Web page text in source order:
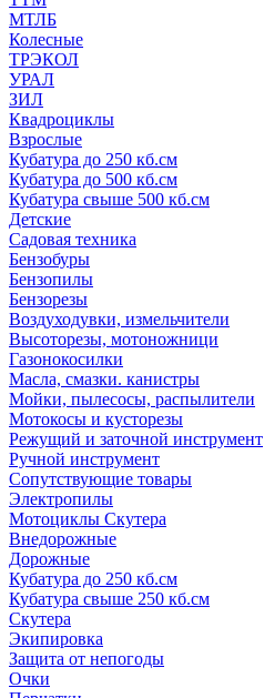
МТЛБ
Колесные
ТРЭКОЛ
УРАЛ
ЗИЛ
Квадроциклы
Взрослые
Кубатура до 250 кб.см
Кубатура до 500 кб.см
Кубатура свыше 500 кб.см
Детские
Садовая техника
Бензобуры
Бензопилы
Бензорезы
Воздуходувки, измельчители
Высоторезы, мотоножници
Газонокосилки
Масла, смазки. канистры
Мойки, пылесосы, распылители
Мотокосы и кусторезы
Режущий и заточной инструмент
Ручной инструмент
Сопутствующие товары
Электропилы
Мотоциклы Скутера
Внедорожные
Дорожные
Кубатура до 250 кб.см
Кубатура свыше 250 кб.см
Скутера
Экипировка
Защита от непогоды
Очки